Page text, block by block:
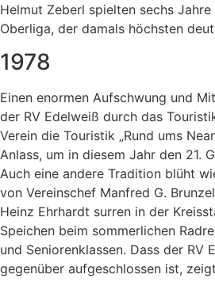
Helmut Zeberl spielten sechs
Oberliga, der damals höchsten
1978
Einen enormen Aufschwung und
der RV Edelweiß durch das
Verein die Touristik „Rund ums
Anlass, um in diesem Jahr den 21.
Auch eine andere Tradition blüht
von Vereinschef Manfred G.
Heinz Ehrhardt surren in der
Speichen beim sommerlichen
und Seniorenklassen. Dass der RV
gegenüber aufgeschlossen ist,